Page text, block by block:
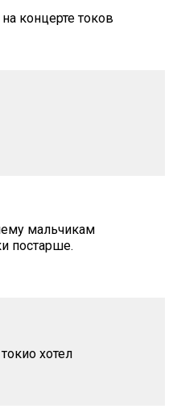
концерте токов
мальчикам
постарше.
хотел